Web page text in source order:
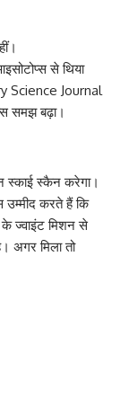
से थिया
Science Journal
समझ बढ़ा।
स्काई स्कैन करेगा।
करते हैं कि
ज्वाइंट मिशन से
अगर मिला तो